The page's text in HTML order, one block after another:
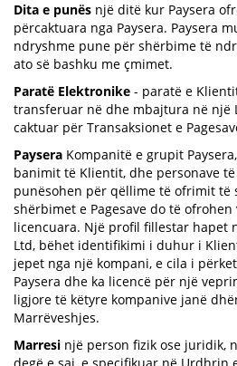
Dita e punës një ditë kur Paysera
përcaktuara nga Paysera. Paysera
ndryshme pune për shërbime të
ato së bashku me çmimet.
Paratë Elektronike - paratë e
transferuar në dhe mbajtura në një
caktuar për Transaksionet e
Paysera Kompanitë e grupit
banimit të Klientit, dhe personave
punësohen për qëllime të ofrimit të
shërbimet e Pagesave do të
licencuara. Një profil fillestar hapet
Ltd, bëhet identifikimi i duhur i
jepet nga një kompani, e cila i
Paysera dhe ka licencë për një
ligjore të këtyre kompanive janë
Marrëveshjes.
Marresi një person fizik ose juridik,